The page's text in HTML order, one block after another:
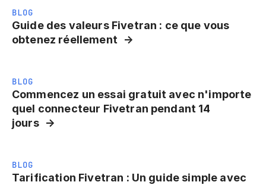
BLOG
Guide des valeurs Fivetran : ce que vous
obtenez réellement
BLOG
Commencez un essai gratuit avec n'importe
quel connecteur Fivetran pendant 14
jours
BLOG
Tarification Fivetran : Un guide simple avec